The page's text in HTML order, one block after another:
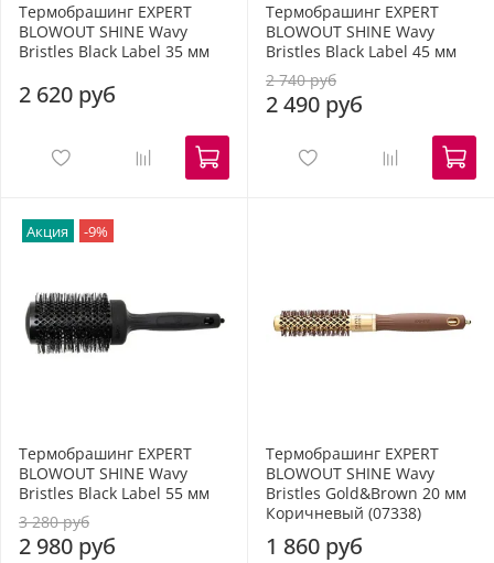
Термобрашинг EXPERT
BLOWOUT SHINE Wavy
Bristles Black Label 35 мм
2 620 руб
Термобрашинг EXPERT
BLOWOUT SHINE Wavy
Bristles Black Label 45 мм
2 740 руб
2 490 руб
Акция -9%
Термобрашинг EXPERT
BLOWOUT SHINE Wavy
Bristles Black Label 55 мм
3 280 руб
2 980 руб
Термобрашинг EXPERT
BLOWOUT SHINE Wavy
Bristles Gold&Brown 20 мм
Коричневый (07338)
1 860 руб